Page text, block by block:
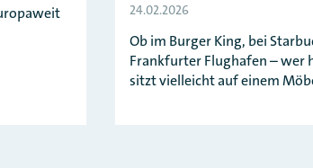
24.02.2026
Ob im Burger King, bei
Frankfurter Flughafen – wer
sitzt vielleicht auf einem